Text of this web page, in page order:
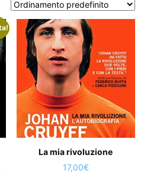
La mia rivoluzione
17,00€